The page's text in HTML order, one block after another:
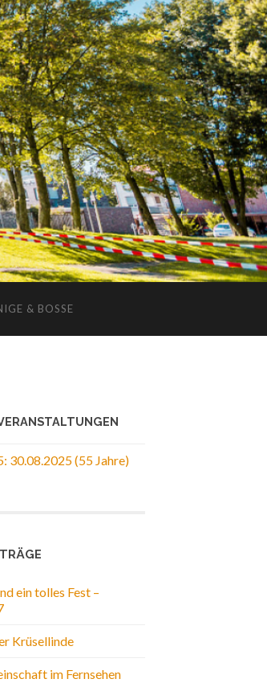
& BOSSE
30.08.2025 (55 Jahre)
ein tolles Fest –
Krüsellinde
im Fernsehen